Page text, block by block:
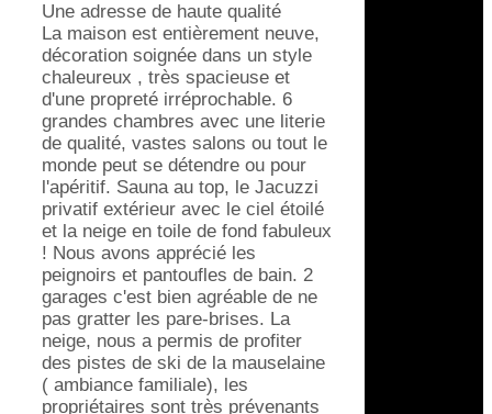
Une adresse de haute qualité
La maison est entièrement neuve,
décoration soignée dans un style
chaleureux , très spacieuse et
d'une propreté irréprochable. 6
grandes chambres avec une literie
de qualité, vastes salons ou tout le
monde peut se détendre ou pour
l'apéritif. Sauna au top, le Jacuzzi
privatif extérieur avec le ciel étoilé
et la neige en toile de fond fabuleux
! Nous avons apprécié les
peignoirs et pantoufles de bain. 2
garages c'est bien agréable de ne
pas gratter les pare-brises. La
neige, nous a permis de profiter
des pistes de ski de la mauselaine
( ambiance familiale), les
propriétaires sont très prévenants